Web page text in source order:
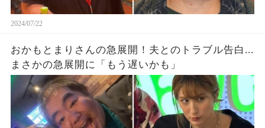
2024/07/22
おかもとまりさんの急展開！夫とのトラブル告白...
まさかの急展開に「もう遅いかも」